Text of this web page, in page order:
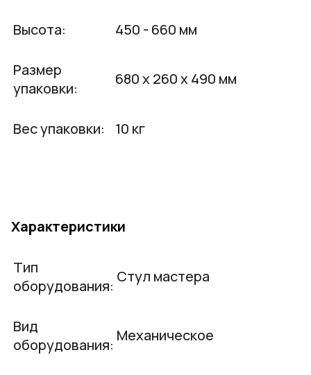
Высота: 450 - 660 мм
Размер
упаковки:
680 х 260 х 490 мм
Вес упаковки: 10 кг
Характеристики
Тип
оборудования:
Стул мастера
Вид
оборудования:
Механическое